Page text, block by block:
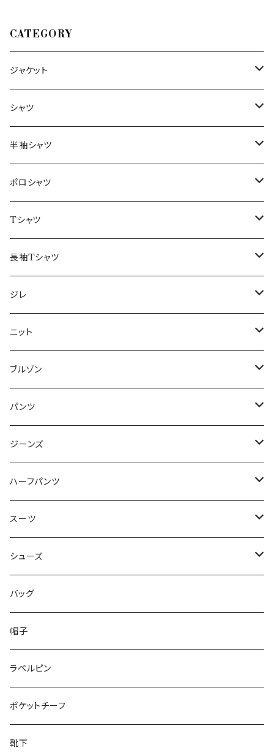
CATEGORY
ジャケット
～44/S
46/M
48/L
50/XL～
シャツ
～44/S
46/M
48/L
50/XL～
半袖シャツ
～44/S
46/M
48/L
50/XL～
ポロシャツ
～44/S
46/M
48/L
50/XL～
Tシャツ
～44/S
46/M
48/L
50/XL～
長袖Tシャツ
～44/S
46/M
48/L
50/XL～
ジレ
～44/S
46/M
48/L
50/XL～
ニット
～44/S
46/M
48/L
50/XL～
ブルゾン
～44/S
46/M
48/L
50/XL～
パンツ
～44/S
46/M
48/L
50/XL～
ジーンズ
～44/S
46/M
48/L
50/XL～
ハーフパンツ
～44/S
46/M
48/L
50/XL～
スーツ
～44/S
46/M
48/L
50/XL～
シューズ
～25.5cm
26cm～
27cm～
28cm～
バッグ
帽子
ラペルピン
ポケットチーフ
靴下